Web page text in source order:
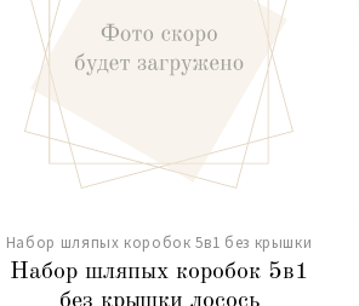
Набор шляпых коробок 5в1 без крышки
Набор шляпых коробок 5в1
без крышки лосось